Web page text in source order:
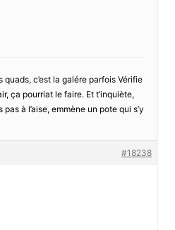
quads, c’est la galére parfois Vérifie
ça pourriat le faire. Et t’inquiète,
à l’aise, emmène un pote qui s’y
#18238